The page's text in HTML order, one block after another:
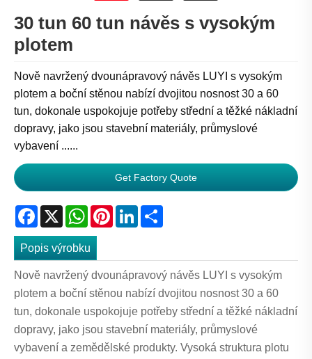
30 tun 60 tun návěs s vysokým
plotem
Nově navržený dvounápravový návěs LUYI s vysokým
plotem a boční stěnou nabízí dvojitou nosnost 30 a 60
tun, dokonale uspokojuje potřeby střední a těžké nákladní
dopravy, jako jsou stavební materiály, průmyslové
vybavení ......
Get Factory Quote
Facebook
X WhatsApp
PinterestLinkedIn
Popis výrobku
Nově navržený dvounápravový návěs LUYI s vysokým
plotem a boční stěnou nabízí dvojitou nosnost 30 a 60
tun, dokonale uspokojuje potřeby střední a těžké nákladní
dopravy, jako jsou stavební materiály, průmyslové
vybavení a zemědělské produkty. Vysoká struktura plotu